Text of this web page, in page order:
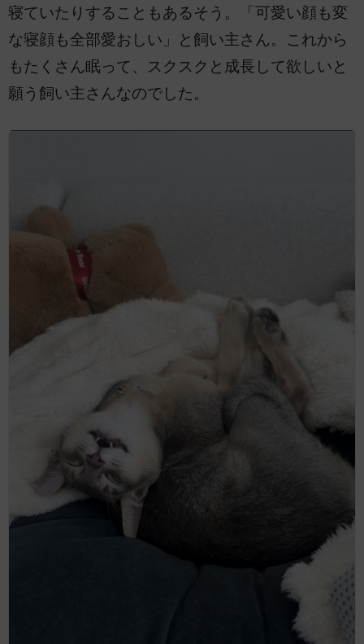
寝ていたりすることもあるそう。「可愛い顔も変
な寝顔も全部愛おしい」と飼い主さん。これから
もたくさん眠って、スクスクと成長して欲しいと
願う飼い主さんなのでした。